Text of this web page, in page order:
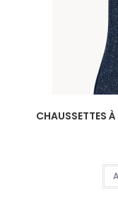
CHAUSSETTES À